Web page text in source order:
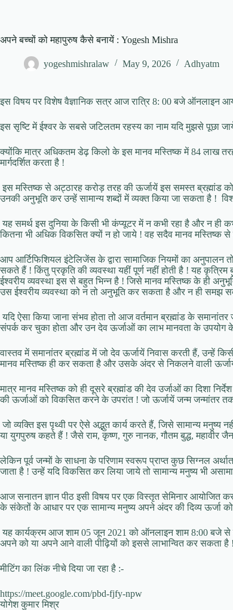
अपने बच्चों को महापुरुष कैसे बनायें : Yogesh Mishra
yogeshmishralaw May 9, 2026 Adhyatm
इस विषय पर विशेष वैज्ञानिक सत्र आज रात्रि 8: 00 बजे ऑनलाइन
इस सृष्टि में ईश्वर के सबसे जटिलतम रहस्य का नाम यदि मुझसे पूछा जाये
क्योंकि मात्र अधिकतम डेढ़ किलो के इस मानव मस्तिष्क में 84 लाख
मार्गदर्शित करता है !
इस मस्तिष्क से अट्ठारह करोड़ तरह की ऊर्जायें इस समस्त ब्रह्मांड
उनकी अनुभूति कर उन्हें सामान्य शब्दों में व्यक्त किया जा सकता है !
यह समर्थ इस दुनिया के किसी भी कंप्यूटर में न कभी रहा है और न ही
कितना भी अधिक विकसित क्यों न हो जाये ! वह सदैव मानव मस्तिष्क से
आप आर्टिफिशियल इंटेलिजेंस के द्वारा सामाजिक नियमों का
सकते हैं ! किंतु प्रकृति की व्यवस्था यहीं पूर्ण नहीं होती है ! यह
ईश्वरीय व्यवस्था इस से बहुत भिन्न है ! जिसे मानव मस्तिष्क के ही
उस ईश्वरीय व्यवस्था को न तो अनुभूति कर सकता है और न ही समझ
यदि ऐसा किया जाना संभव होता तो आज वर्तमान ब्रह्मांड के
संपर्क कर चुका होता और उन देव ऊर्जाओं का लाभ मानवता के उपयोग
वास्तव में समानांतर ब्रह्मांड में जो देव ऊर्जायें निवास करती हैं, उन्हें
मानव मस्तिष्क ही कर सकता है और उसके अंदर से निकलने वाली
मात्र मानव मस्तिष्क को ही दूसरे ब्रह्मांड की देव उर्जाओं का दिशा
की ऊर्जाओं को विकसित करने के उपरांत ! जो ऊर्जायें जन्म जन्मांतर
जो व्यक्ति इस पृथ्वी पर ऐसे अद्भुत कार्य करते हैं, जिसे सामान्य मनुष्य
या युगपुरुष कहते हैं ! जैसे राम, कृष्ण, गुरु नानक, गौतम बुद्ध, महावीर
लेकिन पूर्व जन्मों के साधना के परिणाम स्वरूप प्राप्त कुछ सिग्नल
जाता है ! उन्हें यदि विकसित कर लिया जाये तो सामान्य मनुष्य भी
आज सनातन ज्ञान पीठ इसी विषय पर एक विस्तृत सेमिनार आयोजित
के संकेतों के आधार पर एक सामान्य मनुष्य अपने अंदर की दिव्य ऊर्जा
यह कार्यक्रम आज शाम 05 जून 2021 को ऑनलाइन शाम 8:00 बजे से
अपने को या अपने आने वाली पीढ़ियों को इससे लाभान्वित कर सकता है
मीटिंग का लिंक नीचे दिया जा रहा है :-
https://meet.google.com/pbd-fjfy-npw
योगेश कुमार मिश्र